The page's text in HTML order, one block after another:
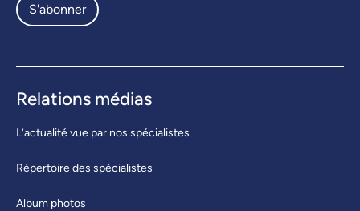
S'abonner
Relations médias
L’actualité vue par nos spécialistes
Répertoire des spécialistes
Album photos